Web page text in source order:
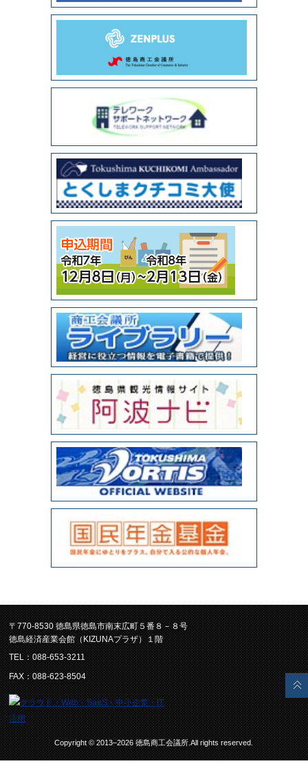
〒770-8530 徳島県徳島市南末広町５番８－８号
徳島経済産業会館（KIZUNAプラザ）１階
TEL：088-653-3211
FAX：088-623-8504
Copyright © 2013–2026 徳島商工会議所.All rights reserved.